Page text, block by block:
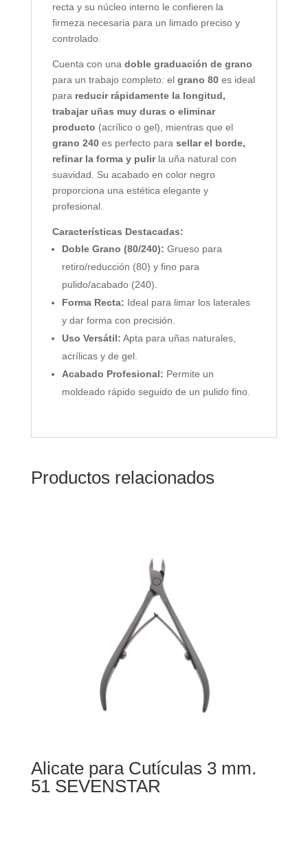
recta y su núcleo interno le confieren la
firmeza necesaria para un limado preciso y
controlado.
Cuenta con una doble graduación de grano
para un trabajo completo: el grano 80es ideal
para reducir rápidamente la longitud,
trabajar uñas muy duras o eliminar
producto (acrílico o gel), mientras que el
grano 240es perfecto para sellar el borde,
refinar la forma y pulirla uña natural con
suavidad. Su acabado en color negro
proporciona una estética elegante y
profesional.
Características Destacadas:
Doble Grano (80/240): Grueso para
retiro/reducción (80) y fino para
pulido/acabado (240).
Forma Recta: Ideal para limar los laterales
y dar forma con precisión.
Uso Versátil: Apta para uñas naturales,
acrílicas y de gel.
Acabado Profesional: Permite un
moldeado rápido seguido de un pulido fino.
Productos relacionados
Alicate para Cutículas 3 mm.
51 SEVENSTAR